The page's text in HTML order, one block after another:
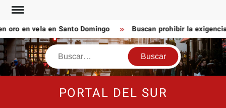
Saltar
contenido
en vela en Santo Domingo Buscan prohibir la
Buscar
PORTAL DEL SUR